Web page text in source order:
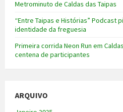
Metrominuto de Caldas das Taipas
“Entre Taipas e Histórias” Podcast
identidade da freguesia
Primeira corrida Neon Run em
centena de participantes
ARQUIVO